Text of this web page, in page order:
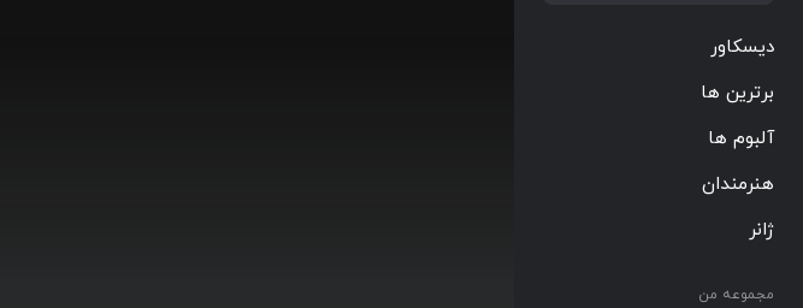
دیسکاور
برترین ها
آلبوم ها
هنرمندان
ژانر
مجموعه من